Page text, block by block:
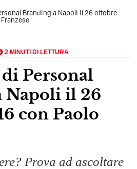
Branding a Napoli il 26 ottobre
2 MINUTI DI LETTURA
Napoli il 26
con Paolo
Prova ad ascoltare